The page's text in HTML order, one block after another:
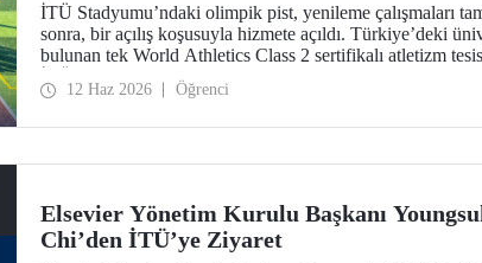
İTÜ Stadyumu’ndaki olimpik pist, yenileme çalışmaları
sonra, bir açılış koşusuyla hizmete açıldı. Türkiye’deki
bulunan tek World Athletics Class 2 sertifikalı atletizm
İTÜ ailesi bir araya geldi.
12 Haz 2026 Öğrenci
Elsevier Yönetim Kurulu Başkanı
Chi’den İTÜ’ye Ziyaret